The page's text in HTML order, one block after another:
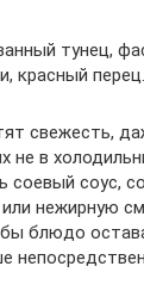
тунец,
красный перец.
свежесть,
не в
соевый соус,
нежирную
блюдо